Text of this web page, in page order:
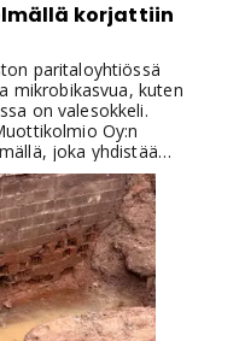
korjattiin
paritaloyhtiössä
mikrobikasvua, kuten
on valesokkeli.
Oy:n
joka yhdistää
eristysratkaisun ja